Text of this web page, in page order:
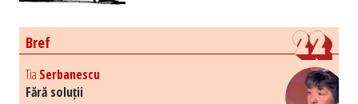
Bref
Tia Serbanescu
Fără soluții